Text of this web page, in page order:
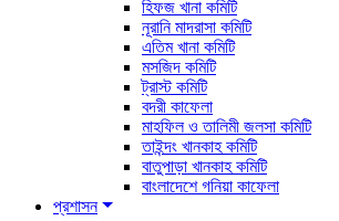
হিফজ খানা কমিটি
নূরানি মাদরাসা কমিটি
এতিম খানা কমিটি
মসজিদ কমিটি
ট্রাস্ট কমিটি
বদরী কাফেলা
মাহফিল ও তালিমী জলসা কমিটি
তাইন্দং খানকাহ কমিটি
বাতুপাড়া খানকাহ কমিটি
বাংলাদেশে গনিয়া কাফেলা
প্রশাসন